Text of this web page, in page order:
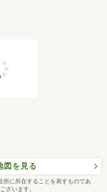
図を見る
所に所在することを表すものであ
ざいます。